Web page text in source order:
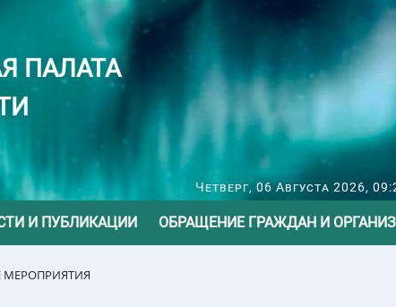
ПАЛАТА
Четверг, 06 Августа 2026,
И ПУБЛИКАЦИИ ОБРАЩЕНИЕ ГРАЖДАН И
МЕРОПРИЯТИЯ